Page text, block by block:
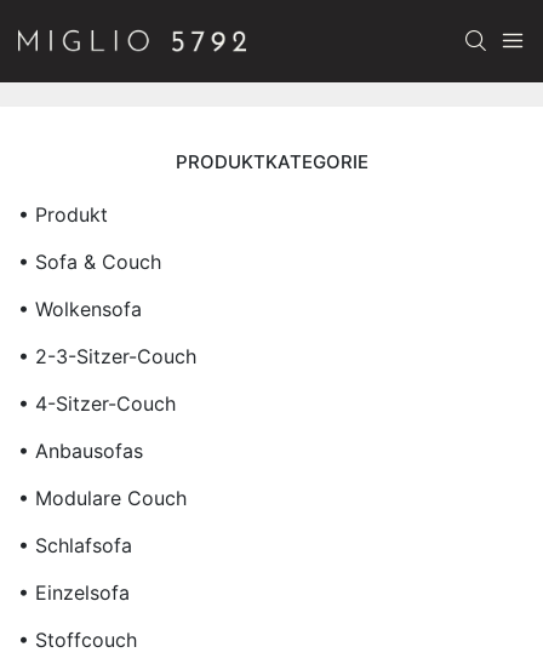
PRODUKTKATEGORIE
• Produkt
• Sofa & Couch
• Wolkensofa
• 2-3-Sitzer-Couch
• 4-Sitzer-Couch
• Anbausofas
• Modulare Couch
• Schlafsofa
• Einzelsofa
• Stoffcouch